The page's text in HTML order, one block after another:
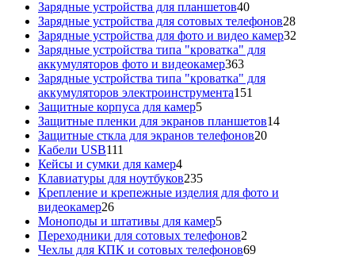
Зарядные устройства для планшетов4040
товаров
Зарядные устройства для сотовых телефонов2828
товаров
Зарядные устройства для фото и видео камер32
Зарядные устройства типа "кроватка" для
аккумуляторов фото и видеокамер363363
товара
Зарядные устройства типа "кроватка" для
аккумуляторов электроинструмента151
Защитные корпуса для камер55
товаров
Защитные пленки для экранов планшетов1414
Защитные сткла для экранов телефонов2020
Кабели USB111
товаров
Кейсы и сумки для камер44
товара
Клавиатуры для ноутбуков235235
товаров
Крепление и крепежные изделия для фото и
видеокамер2626
товаров
Моноподы и штативы для камер55
товаров
Переходники для сотовых телефонов2
товара
Чехлы для КПК и сотовых телефонов6969